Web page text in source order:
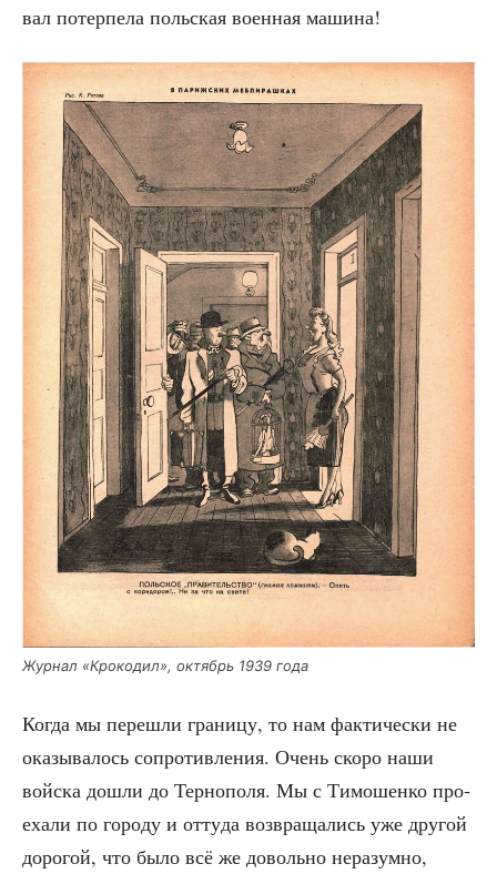
вал потер­пе­ла поль­ская воен­ная машина!
Жур­нал «Кро­ко­дил», октябрь 1939 года
Когда мы пере­шли гра­ни­цу, то нам фак­ти­че­ски не
ока­зы­ва­лось сопро­тив­ле­ния. Очень ско­ро наши
вой­ска дошли до Тер­но­по­ля. Мы с Тимо­шен­ко про­
еха­ли по горо­ду и отту­да воз­вра­ща­лись уже дру­гой
доро­гой, что было всё же доволь­но нера­зум­но,